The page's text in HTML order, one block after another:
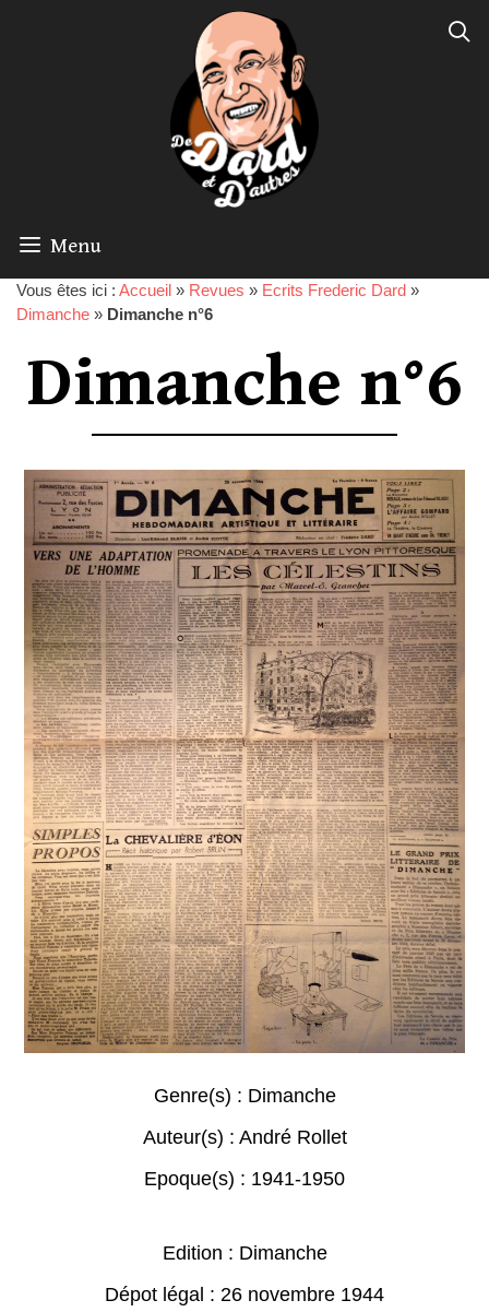
Menu
Vous êtes ici : Accueil » Revues » Ecrits Frederic Dard »
Dimanche » Dimanche n°6
Dimanche n°6
Genre(s) : Dimanche
Auteur(s) : André Rollet
Epoque(s) : 1941-1950
Edition : Dimanche
Dépot légal : 26 novembre 1944